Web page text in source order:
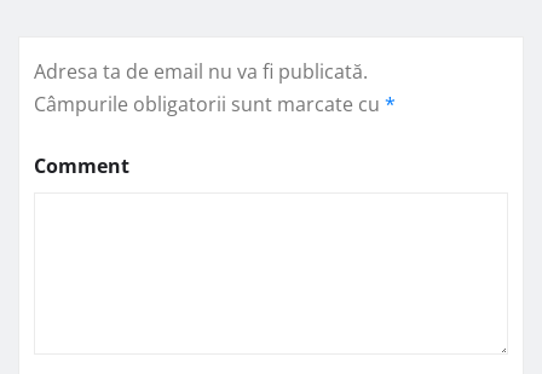
Adresa ta de email nu va fi publicată.
Câmpurile obligatorii sunt marcate cu *
Comment